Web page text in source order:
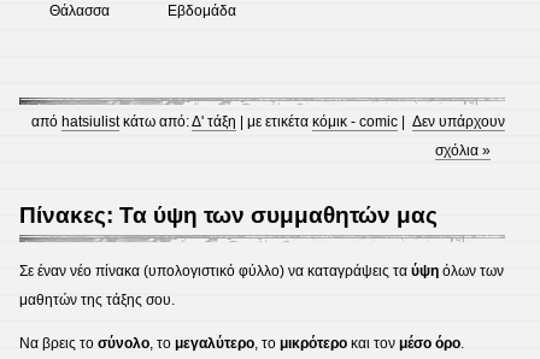
Θάλασσα
Εβδομάδα
από hatsiulistκάτω από:Δ' τάξη | με ετικέτακόμικ - comic |Δεν υπάρχουν
σχόλια »
Πίνακες: Τα ύψη των συμμαθητών μας
Σε έναν νέο πίνακα (υπολογιστικό φύλλο) να καταγράψεις τα ύψη όλων των
μαθητών της τάξης σου.
Να βρεις το σύνολο, το μεγαλύτερο, το μικρότερο και τον μέσο όρο.